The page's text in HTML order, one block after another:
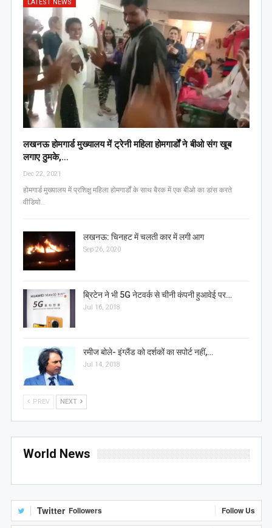
LATEST NEWS
लखनऊ होमगार्ड मुख्यालय में ट्रेनी महिला होमगार्डों ने बीओ संग खूब
लगाए ठुमके,…
Dec 22, 2021
होमगार्ड मुख्यालय में प्रशिक्षु महिला होमगार्डों के साथ बैरक में एक बीओ का डांस करते
वीडियो…
लखनऊ: चिनहट में चलती कार में लगी आग
Sep 26, 2020
ब्रिटेन ने भी 5G नेटवर्क से चीनी कंपनी हुआवेई पर…
Jul 16, 2018
रमीज बोले- इंग्लैंड को दर्शकों का सपोर्ट नहीं,…
Jul 14, 2018
PREV NEXT
World News
Twitter Followers Follow Us